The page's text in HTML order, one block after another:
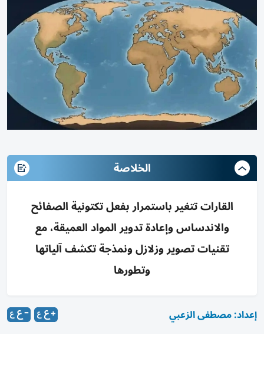
الخلاصة
القارات تتغير باستمرار بفعل تكتونية الصفائح
والاندساس وإعادة تدوير المواد العميقة، مع
تقنيات تصوير وزلازل ونمذجة تكشف آلياتها
وتطورها
إعداد: مصطفى الزعبي